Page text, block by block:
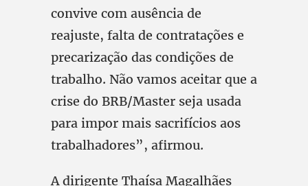
convive com ausência de
reajuste, falta de contratações e
precarização das condições de
trabalho. Não vamos aceitar que a
crise do BRB/Master seja usada
para impor mais sacrifícios aos
trabalhadores”, afirmou.
A dirigente Thaísa Magalhães